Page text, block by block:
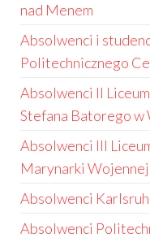
nad Menem
Absolwenci i
Politechnicznego
Absolwenci II
Stefana Batorego w
Absolwenci III
Marynarki Wojennej
Absolwenci
Absolwenci